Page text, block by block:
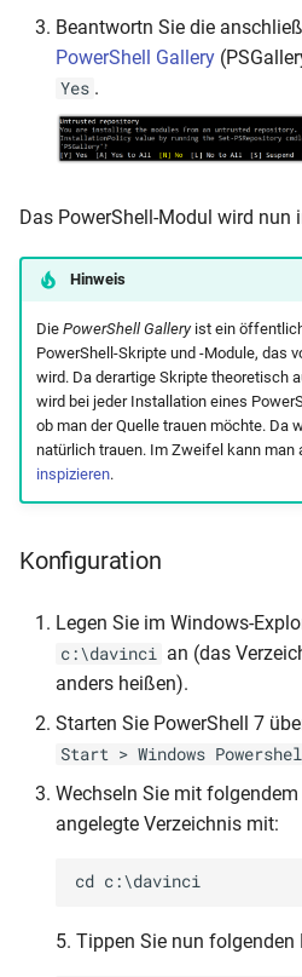
Beantwortn Sie die
PowerShell Gallery
Yes .
Das PowerShell-Modul wird nun
Hinweis
Die PowerShell Galleryist ein
PowerShell-Skripte und -Module, das
wird. Da derartige Skripte theoretisch
wird bei jeder Installation eines
ob man der Quelle trauen möchte. Da
natürlich trauen. Im Zweifel kann man
inspizieren.
Konfiguration
Legen Sie im Windows-
c:\davinci an (das
anders heißen).
Starten Sie PowerShell 7
Start > Windows
Wechseln Sie mit
angelegte Verzeichnis mit:
5. Tippen Sie nun folgenden